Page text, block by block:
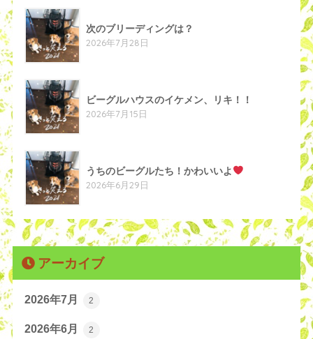
次のブリーディングは？
2026年7月28日
ビーグルハウスのイケメン、リキ！！
2026年7月15日
うちのビーグルたち！かわいいよ
2026年6月29日
アーカイブ
2026年7月 2
2026年6月 2